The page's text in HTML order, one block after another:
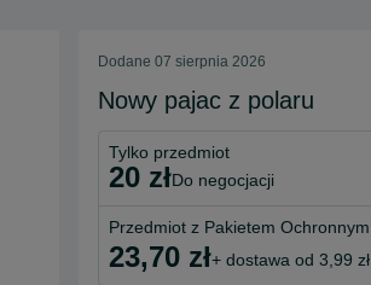
Dodane 07 sierpnia 2026
Nowy pajac z polaru
Tylko przedmiot
20 zł do negocjacji
Przedmiot z Pakietem Ochronnym
23,70 zł+ dostawa od 3,99 zł